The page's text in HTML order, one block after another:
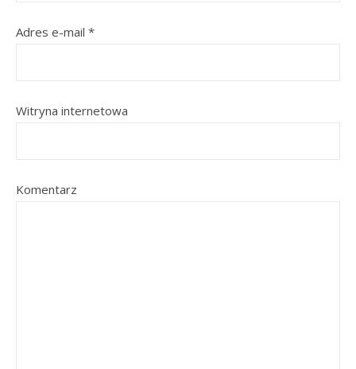
Adres e-mail *
Witryna internetowa
Komentarz